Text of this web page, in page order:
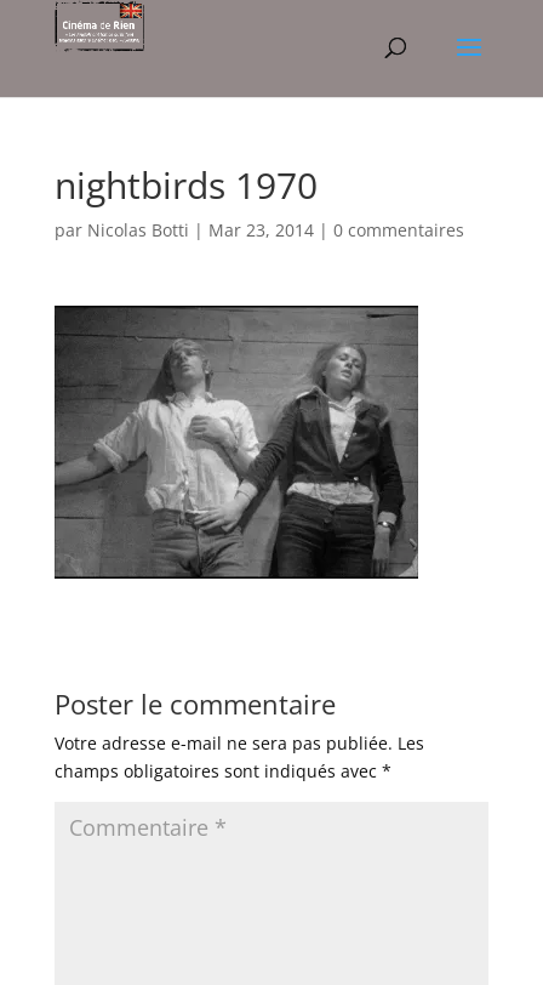
nightbirds 1970
par Nicolas Botti | Mar 23, 2014| 0 commentaires
Poster le commentaire
Votre adresse e-mail ne sera pas publiée. Les
champs obligatoires sont indiqués avec *